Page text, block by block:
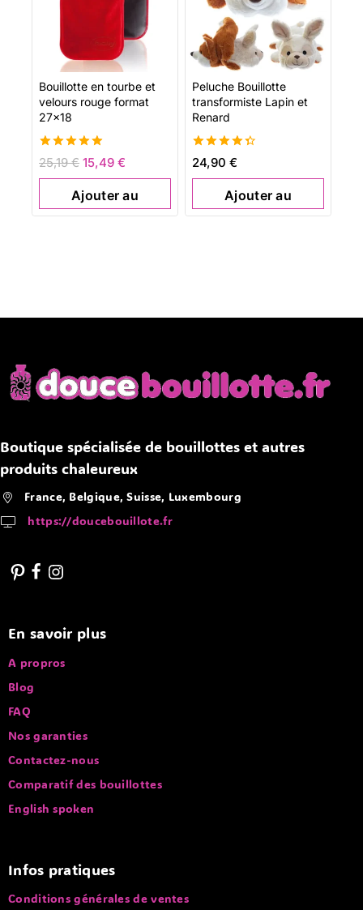
Bouillotte en tourbe et
velours rouge format
27×18
5.00
de 5
25,19€ 15,49 €
Ajouter au
panier
Peluche Bouillotte
transformiste Lapin et
Renard
4.42
de 5
24,90 €
Ajouter au
panier
Boutique spécialisée de bouillottes et autres
produits chaleureux
France, Belgique, Suisse, Luxembourg
https://doucebouillote.fr
En savoir plus
A propros
Blog
FAQ
Nos garanties
Contactez-nous
Comparatif des bouillottes
English spoken
Infos pratiques
Conditions générales de ventes